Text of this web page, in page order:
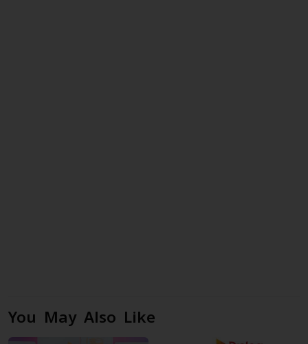
You May Also Like